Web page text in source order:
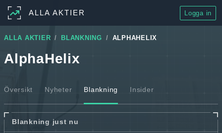
ALLA AKTIER Logga in
ALLA AKTIER BLANKNING ALPHAHELIX
AlphaHelix
Översikt Nyheter Blankning Insider
Blankning just nu